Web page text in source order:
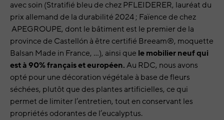
avec soin (Stratifié bleu de chez PFLEIDERER, lauréat du
prix allemand de la durabilité 2024 ; Faïence de chez
APEGROUPE, dont le bâtiment est le premier de la
province de Castellón à être certifié Breeam®, moquette
Balsan Made in France, …), ainsi que le mobilier neuf qui
est à 90% français et européen.Au RDC, nous avons
opté pour une décoration végétale à base de fleurs
séchées, plutôt que des plantes artificielles, ce qui
permet de limiter l’entretien, tout en conservant les
propriétés odorantes de l’eucalyptus.